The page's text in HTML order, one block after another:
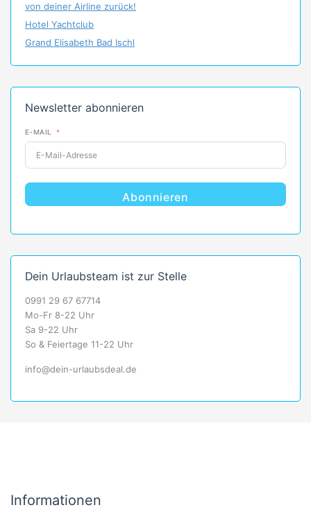
von deiner Airline zurück!
Hotel Yachtclub
Grand Elisabeth Bad Ischl
Newsletter abonnieren
E-MAIL
Abonnieren
Dein Urlaubsteam ist zur Stelle
0991 29 67 67714
Mo-Fr 8-22 Uhr
Sa 9-22 Uhr
So & Feiertage 11-22 Uhr
info@dein-urlaubsdeal.de
Informationen